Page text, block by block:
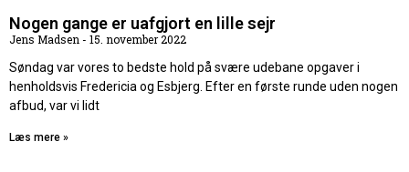
Nogen gange er uafgjort en lille sejr
Jens Madsen
15. november 2022
Søndag var vores to bedste hold på svære udebane opgaver i
henholdsvis Fredericia og Esbjerg. Efter en første runde uden nogen
afbud, var vi lidt
Læs mere »